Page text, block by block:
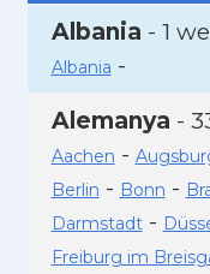
Albania - 1
Albania -
Alemanya -
Aachen -
Berlin - Bonn -
Darmstadt-
Freiburg im